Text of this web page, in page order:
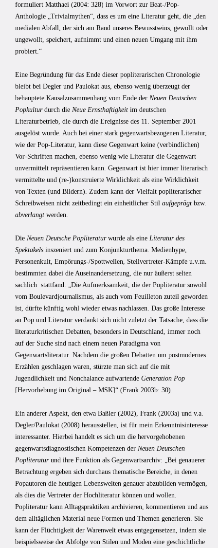
formuliert Matthaei (2004: 328) im Vorwort zur Beat-/Pop-
Anthologie „Trivialmythen“, dass es um eine Literatur geht, die „den
medialen Abfall, der sich am Rand unseres Bewusstseins, gewollt oder
ungewollt, speichert, aufnimmt und einen neuen Umgang mit ihm
probiert.“
Eine Begründung für das Ende dieser popliterarischen Chronologie
bleibt bei Degler und Paulokat aus, ebenso wenig überzeugt der
behauptete Kausalzusammenhang vom Ende der Neuen Deutschen
Popkulturdurch die Neue Ernsthaftigkeit im deutschen
Literaturbetrieb, die durch die Ereignisse des 11. September 2001
ausgelöst wurde. Auch bei einer stark gegenwartsbezogenen Literatur,
wie der Pop-Literatur, kann diese Gegenwart keine (verbindlichen)
Vor-Schriften machen, ebenso wenig wie Literatur die Gegenwart
unvermittelt repräsentieren kann. Gegenwart ist hier immer literarisch
vermittelte und (re-)konstruierte Wirklichkeit als eine Wirklichkeit
von Texten (und Bildern). Zudem kann der Vielfalt popliterarischer
Schreibweisen nicht zeitbedingt ein einheitlicher Stil aufgeprägt bzw.
abverlangt werden.
Die Neuen Deutsche Popliteraturwurde als eine Literatur des
Spektakels inszeniert und zum Konjunkturthema. Medienhype,
Personenkult, Empörungs-/Spottwellen, Stellvertreter-Kämpfe u.v.m.
bestimmten dabei die Auseinandersetzung, die nur äußerst selten
sachlich stattfand: „Die Aufmerksamkeit, die der Popliteratur sowohl
vom Boulevardjournalismus, als auch vom Feuilleton zuteil geworden
ist, dürfte künftig wohl wieder etwas nachlassen. Das große Interesse
an Pop und Literatur verdankt sich nicht zuletzt der Tatsache, dass die
literaturkritischen Debatten, besonders in Deutschland, immer noch
auf der Suche sind nach einem neuen Paradigma von
Gegenwartsliteratur. Nachdem die großen Debatten um postmodernes
Erzählen geschlagen waren, stürzte man sich auf die mit
Jugendlichkeit und Nonchalance aufwartende Generation Pop
[Hervorhebung im Original – MSK]“ (Frank 2003b: 30).
Ein anderer Aspekt, den etwa Baßler (2002), Frank (2003a) und v.a.
Degler/Paulokat (2008) herausstellen, ist für mein Erkenntnisinteresse
interessanter. Hierbei handelt es sich um die hervorgehobenen
gegenwartsdiagnostischen Kompetenzen der Neuen Deutschen
Popliteraturund ihre Funktion als Gegenwartsarchiv: „Bei genauerer
Betrachtung ergeben sich durchaus thematische Bereiche, in denen
Popautoren die heutigen Lebenswelten genauer abzubilden vermögen,
als dies die Vertreter der Hochliteratur können und wollen.
Popliteratur kann Alltagspraktiken archivieren, kommentieren und aus
dem alltäglichen Material neue Formen und Themen generieren. Sie
kann der Flüchtigkeit der Warenwelt etwas entgegensetzen, indem sie
beispielsweise der Abfolge von Stilen und Moden eine geschichtliche